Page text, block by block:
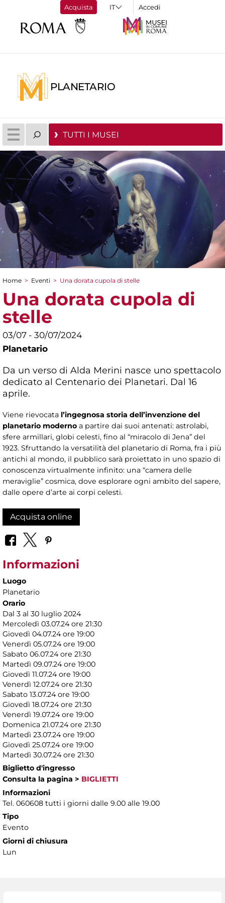
Acquista Accedi
PLANETARIO
TUTTI I MUSEI
Tu sei qui
Home > Eventi > Una dorata cupola di stelle
Una dorata cupola di
stelle
03/07 - 30/07/2024
Planetario
Da un verso di Alda Merini nasce uno spettacolo
dedicato al Centenario dei Planetari. Dal 16
aprile.
Viene rievocata l’ingegnosa storia dell’invenzione del
planetario moderno a partire dai suoi antenati: astrolabi,
sfere armillari, globi celesti, fino al “miracolo di Jena” del
1923. Sfruttando la versatilità del planetario di Roma, fra i più
antichi al mondo, il pubblico sarà proiettato in uno spazio di
conoscenza virtualmente infinito: una “camera delle
meraviglie” cosmica, dove esplorare ogni ambito del sapere,
dalle opere d’arte ai corpi celesti.
Acquista online
Informazioni
Luogo
Planetario
Orario
Dal 3 al 30 luglio 2024
Mercoledì 03.07.24 ore 21:30
Giovedì 04.07.24 ore 19:00
Venerdì 05.07.24 ore 19:00
Sabato 06.07.24 ore 21:30
Martedì 09.07.24 ore 19:00
Giovedì 11.07.24 ore 19:00
Venerdì 12.07.24 ore 21:30
Sabato 13.07.24 ore 19:00
Giovedì 18.07.24 ore 21:30
Venerdì 19.07.24 ore 19:00
Domenica 21.07.24 ore 21:30
Martedì 23.07.24 ore 19:00
Giovedì 25.07.24 ore 19:00
Martedì 30.07.24 ore 21:30
Biglietto d'ingresso
Consulta la pagina > BIGLIETTI
Informazioni
Tel. 060608 tutti i giorni dalle 9.00 alle 19.00
Tipo
Evento
Giorni di chiusura
Lun